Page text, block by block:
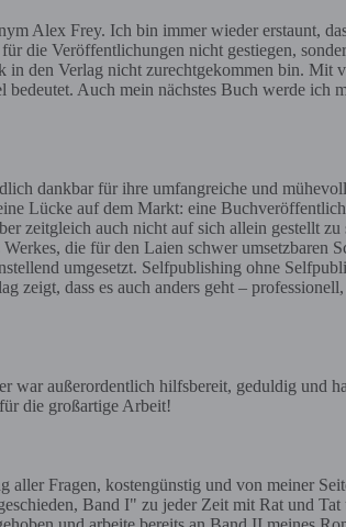
Alex Frey. Ich bin immer wieder erstaunt,
die Veröffentlichungen nicht gestiegen,
den Verlag nicht zurechtgekommen bin.
Auch mein nächstes Buch werde
dankbar für ihre umfangreiche und
Lücke auf dem Markt: eine
zeitgleich auch nicht auf sich allein gestellt
die für den Laien schwer
umgesetzt. Selfpublishing ohne
dass es auch anders geht –
außerordentlich hilfsbereit, geduldig und
die großartige Arbeit!
Fragen, kostengünstig und von meiner
Band I" zu jeder Zeit mit Rat und